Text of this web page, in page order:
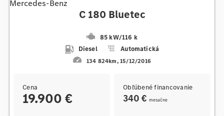
Mercedes-Benz
C 180 Bluetec
85 kW/116 k
Diesel
Automatická
134 824km 15/12/2016
Cena
19.900 €
Obľúbené financovanie
340 € mesačne